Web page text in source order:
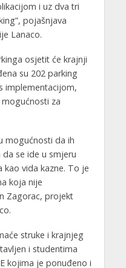
i uz dva tri
pojašnjava
Lanaco.
osjetit će krajnji
su 202 parking
implementacijom,
za
mogućnosti da ih
se ide u smjeru
kao vida kazne. To je
koja nije
Zagorac, projekt
struke i krajnjeg
i studentima
kojima je ponuđeno i